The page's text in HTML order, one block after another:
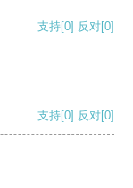
支持[0] 反对[0]
支持[0] 反对[0]